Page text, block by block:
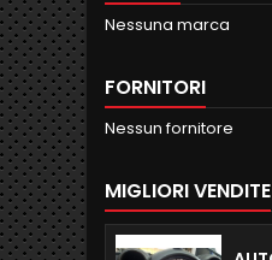
Nessuna marca
FORNITORI
Nessun fornitore
MIGLIORI VENDITE